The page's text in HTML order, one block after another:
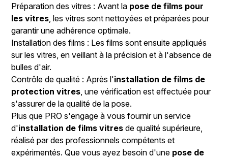
Préparation des vitres : Avant la pose de films pour
les vitres, les vitres sont nettoyées et préparées pour
garantir une adhérence optimale.
Installation des films : Les films sont ensuite appliqués
sur les vitres, en veillant à la précision et à l'absence de
bulles d'air.
Contrôle de qualité : Après l'installation de films de
protection vitres, une vérification est effectuée pour
s'assurer de la qualité de la pose.
Plus que PRO s'engage à vous fournir un service
d'installation de films vitres de qualité supérieure,
réalisé par des professionnels compétents et
expérimentés. Que vous ayez besoin d'une pose de